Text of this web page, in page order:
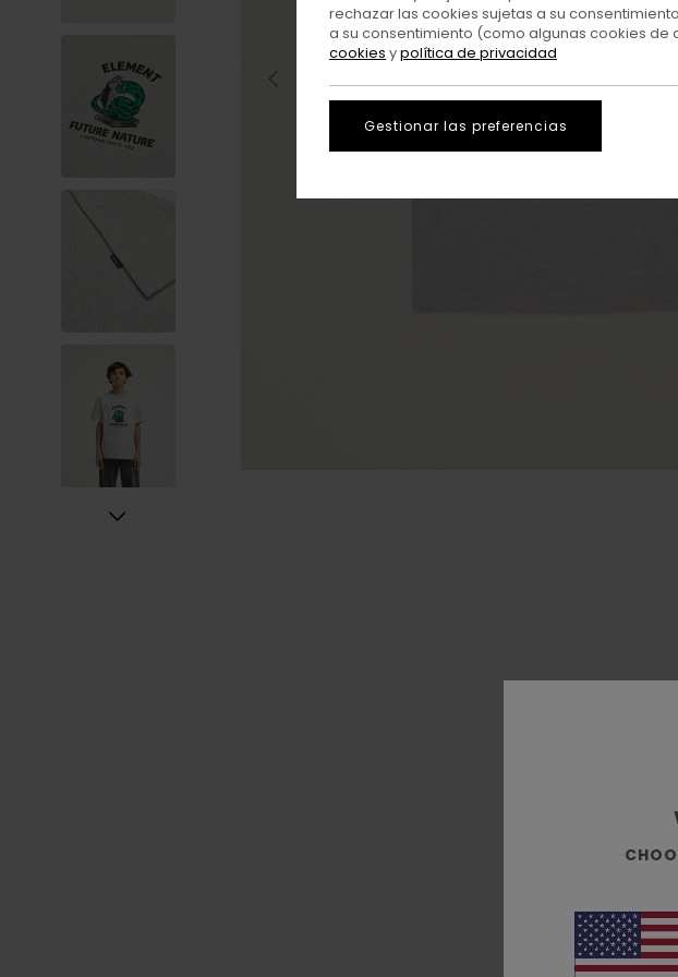
rechazar las cookies sujetas a su
a su consentimiento (como algunas cookies de
cookies ypolítica de privacidad
Gestionar las preferencias